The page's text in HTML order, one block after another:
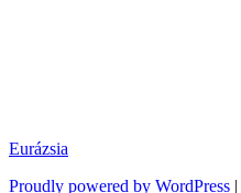
Eurázsia
Proudly powered by WordPress |